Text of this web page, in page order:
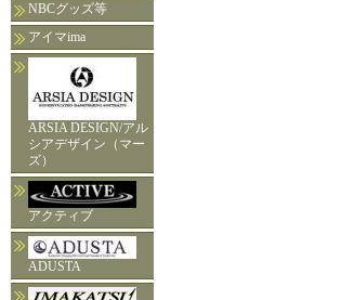
NBCグッズ等
アイマima
ARSIA DESIGN/アル
シアデザイン（マー
ズ）
アクティブ
ADUSTA